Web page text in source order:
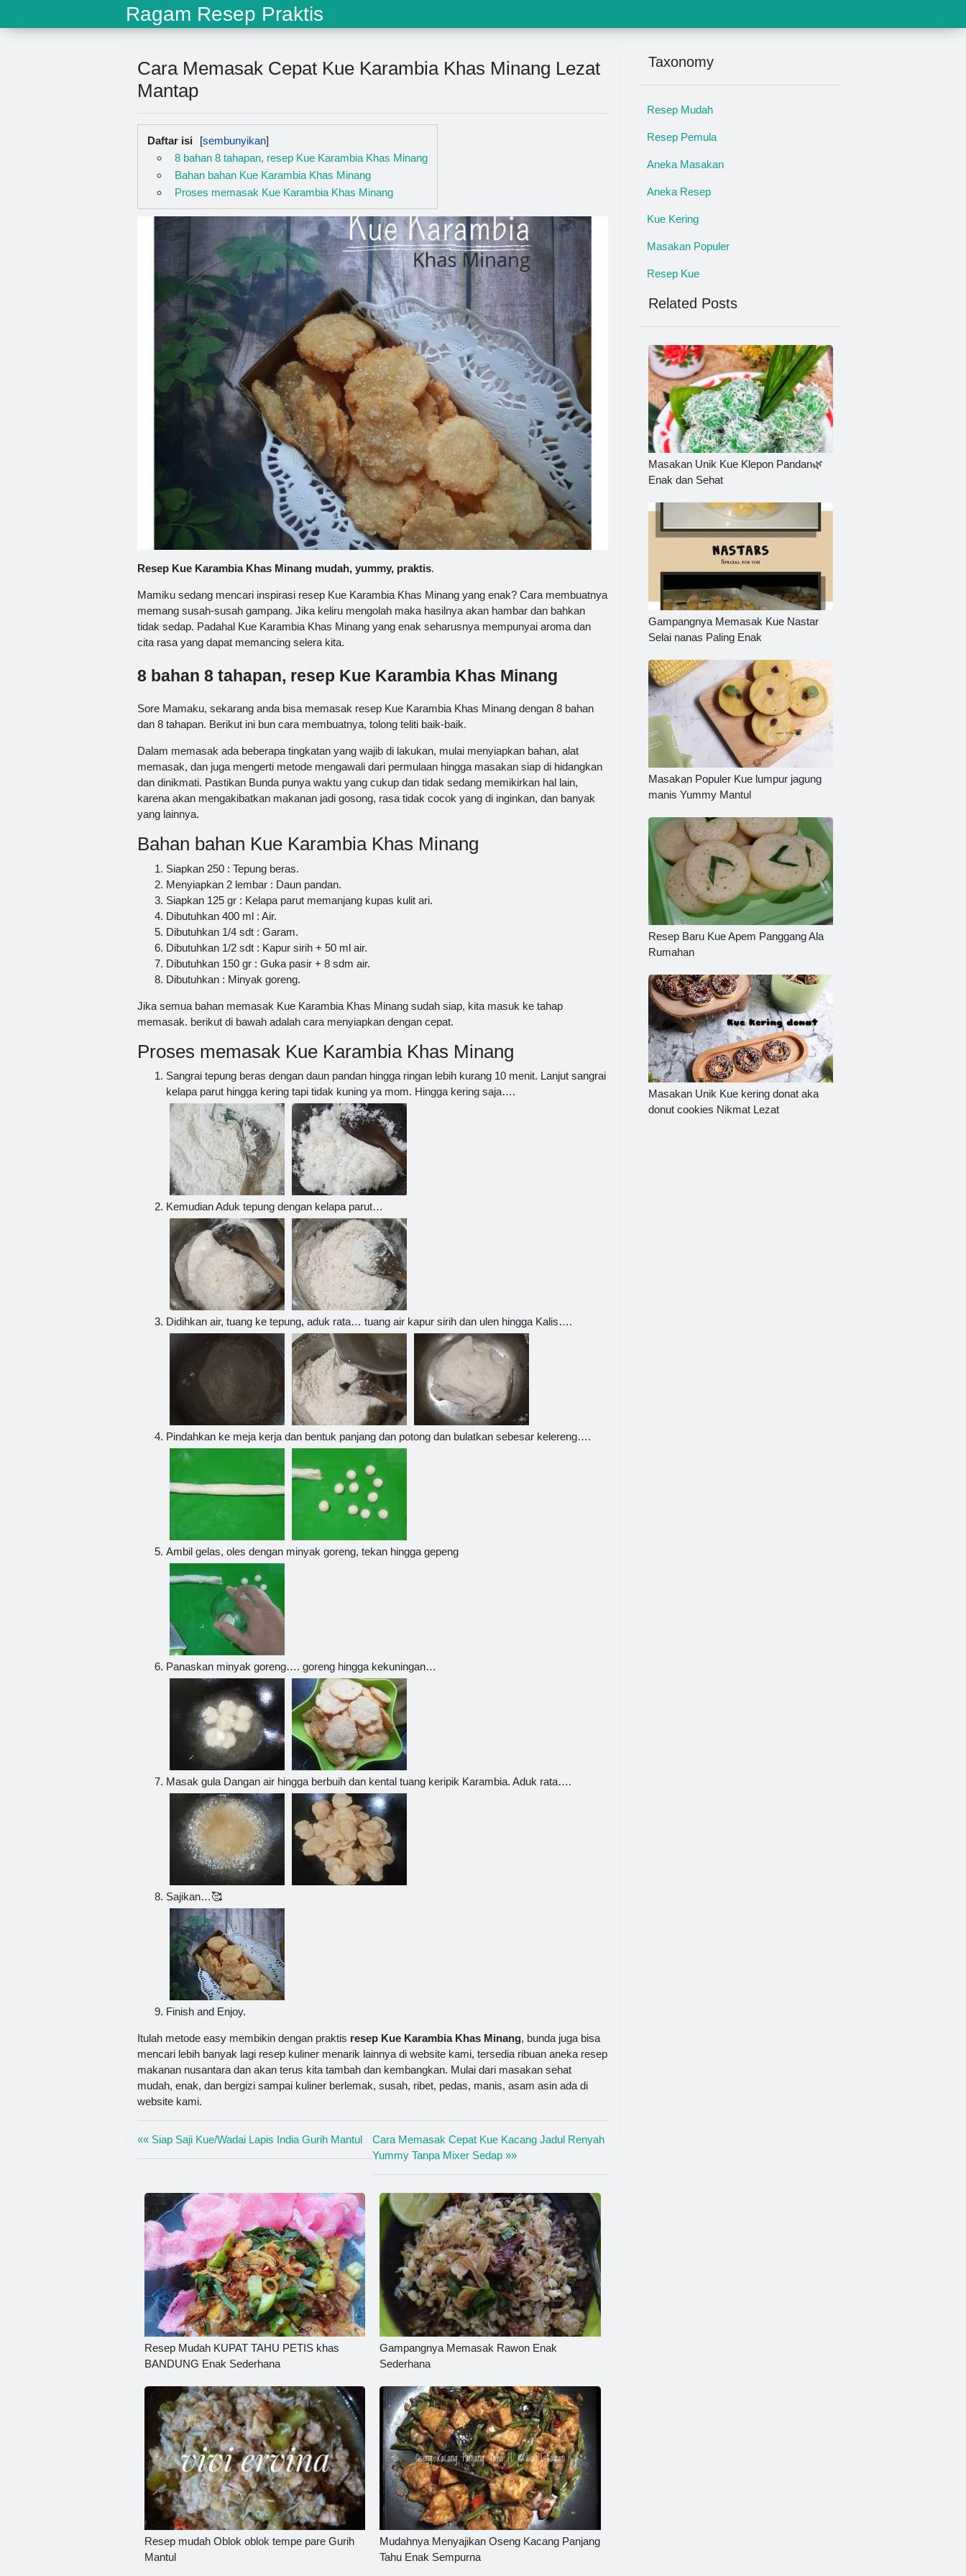
Ragam Resep Praktis
Cara Memasak Cepat Kue Karambia Khas Minang Lezat
Mantap
Daftar isi
8 bahan 8 tahapan, resep Kue Karambia Khas Minang
Bahan bahan Kue Karambia Khas Minang
Proses memasak Kue Karambia Khas Minang
Resep Kue Karambia Khas Minang mudah, yummy, praktis.
Mamiku sedang mencari inspirasi resep Kue Karambia Khas Minang yang enak? Cara membuatnya
memang susah-susah gampang. Jika keliru mengolah maka hasilnya akan hambar dan bahkan
tidak sedap. Padahal Kue Karambia Khas Minang yang enak seharusnya mempunyai aroma dan
cita rasa yang dapat memancing selera kita.
8 bahan 8 tahapan, resep Kue Karambia Khas Minang
Sore Mamaku, sekarang anda bisa memasak resep Kue Karambia Khas Minang dengan 8 bahan
dan 8 tahapan. Berikut ini bun cara membuatnya, tolong teliti baik-baik.
Dalam memasak ada beberapa tingkatan yang wajib di lakukan, mulai menyiapkan bahan, alat
memasak, dan juga mengerti metode mengawali dari permulaan hingga masakan siap di hidangkan
dan dinikmati. Pastikan Bunda punya waktu yang cukup dan tidak sedang memikirkan hal lain,
karena akan mengakibatkan makanan jadi gosong, rasa tidak cocok yang di inginkan, dan banyak
yang lainnya.
Bahan bahan Kue Karambia Khas Minang
Siapkan 250 : Tepung beras.
Menyiapkan 2 lembar : Daun pandan.
Siapkan 125 gr : Kelapa parut memanjang kupas kulit ari.
Dibutuhkan 400 ml : Air.
Dibutuhkan 1/4 sdt : Garam.
Dibutuhkan 1/2 sdt : Kapur sirih + 50 ml air.
Dibutuhkan 150 gr : Guka pasir + 8 sdm air.
Dibutuhkan : Minyak goreng.
Jika semua bahan memasak Kue Karambia Khas Minang sudah siap, kita masuk ke tahap
memasak. berikut di bawah adalah cara menyiapkan dengan cepat.
Proses memasak Kue Karambia Khas Minang
Sangrai tepung beras dengan daun pandan hingga ringan lebih kurang 10 menit. Lanjut sangrai
kelapa parut hingga kering tapi tidak kuning ya mom. Hingga kering saja….
Kemudian Aduk tepung dengan kelapa parut…
Didihkan air, tuang ke tepung, aduk rata… tuang air kapur sirih dan ulen hingga Kalis….
Pindahkan ke meja kerja dan bentuk panjang dan potong dan bulatkan sebesar kelereng….
Ambil gelas, oles dengan minyak goreng, tekan hingga gepeng
Panaskan minyak goreng…. goreng hingga kekuningan…
Masak gula Dangan air hingga berbuih dan kental tuang keripik Karambia. Aduk rata….
Sajikan…🥰
Finish and Enjoy.
Itulah metode easy membikin dengan praktis resep Kue Karambia Khas Minang, bunda juga bisa
mencari lebih banyak lagi resep kuliner menarik lainnya di website kami, tersedia ribuan aneka resep
makanan nusantara dan akan terus kita tambah dan kembangkan. Mulai dari masakan sehat
mudah, enak, dan bergizi sampai kuliner berlemak, susah, ribet, pedas, manis, asam asin ada di
website kami.
«« Siap Saji Kue/Wadai Lapis India Gurih Mantul
Cara Memasak Cepat Kue Kacang Jadul Renyah
Yummy Tanpa Mixer Sedap »»
Resep Mudah KUPAT TAHU PETIS khas
BANDUNG Enak Sederhana
Gampangnya Memasak Rawon Enak
Sederhana
Resep mudah Oblok oblok tempe pare Gurih
Mantul
Mudahnya Menyajikan Oseng Kacang Panjang
Tahu Enak Sempurna
Taxonomy
Resep Mudah
Resep Pemula
Aneka Masakan
Aneka Resep
Kue Kering
Masakan Populer
Resep Kue
Related Posts
Masakan Unik Kue Klepon Pandan🌿
Enak dan Sehat
Gampangnya Memasak Kue Nastar
Selai nanas Paling Enak
Masakan Populer Kue lumpur jagung
manis Yummy Mantul
Resep Baru Kue Apem Panggang Ala
Rumahan
Masakan Unik Kue kering donat aka
donut cookies Nikmat Lezat